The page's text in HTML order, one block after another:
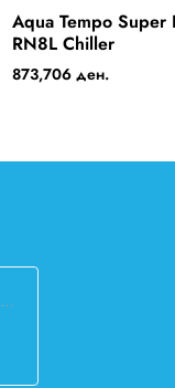
Aqua Tempo Super
RN8L Chiller
873,706 ден.
Aqua Tempo Super II MC-SU60-RN8L Chiller